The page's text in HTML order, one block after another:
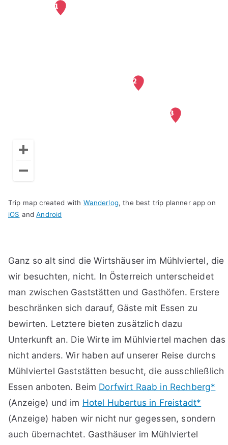
Trip map created with Wanderlog, the best trip planner app on
iOS andAndroid
Ganz so alt sind die Wirtshäuser im Mühlviertel, die
wir besuchten, nicht. In Österreich unterscheidet
man zwischen Gaststätten und Gasthöfen. Erstere
beschränken sich darauf, Gäste mit Essen zu
bewirten. Letztere bieten zusätzlich dazu
Unterkunft an. Die Wirte im Mühlviertel machen das
nicht anders. Wir haben auf unserer Reise durchs
Mühlviertel Gaststätten besucht, die ausschließlich
Essen anboten. Beim Dorfwirt Raab in Rechberg*
(Anzeige) und im Hotel Hubertus in Freistadt*
(Anzeige) haben wir nicht nur gegessen, sondern
auch übernachtet. Gasthäuser im Mühlviertel